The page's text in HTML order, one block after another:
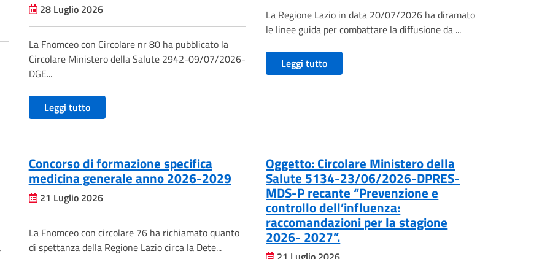
28 Luglio 2026
La Fnomceo con Circolare nr 80 ha pubblicato la
Circolare Ministero della Salute 2942-09/07/2026-
DGE...
Leggi tutto
La Regione Lazio in data 20/07/2026 ha diramato
le linee guida per combattare la diffusione da ...
Leggi tutto
Concorso di formazione specifica
medicina generale anno 2026-2029
21 Luglio 2026
La Fnomceo con circolare 76 ha richiamato quanto
di spettanza della Regione Lazio circa la Dete...
Oggetto: Circolare Ministero della
Salute 5134-23/06/2026-DPRES-
MDS-P recante “Prevenzione e
controllo dell’influenza:
raccomandazioni per la stagione
2026- 2027”.